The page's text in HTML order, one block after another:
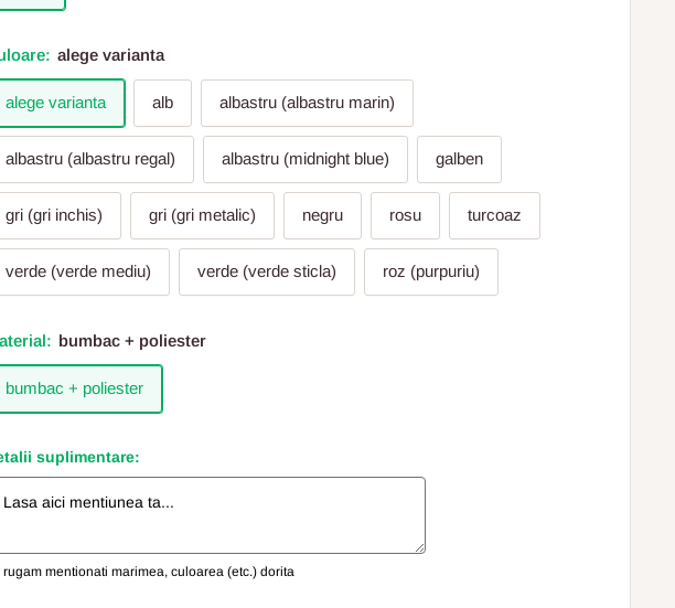
alege varianta
alege varianta alb albastru (albastru marin)
albastru (albastru regal) albastru (midnight blue) galben
gri (gri inchis) gri (gri metalic) negru rosu turcoaz
verde (verde mediu) verde (verde sticla) roz (purpuriu)
bumbac + poliester
bumbac + poliester
suplimentare:
rugam mentionati marimea, culoarea (etc.) dorita